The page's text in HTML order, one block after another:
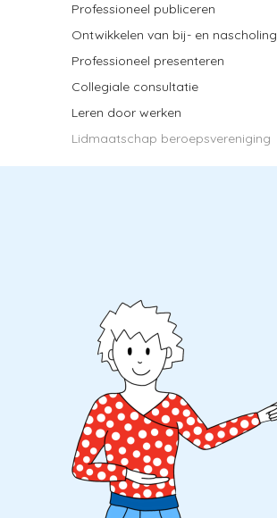
Professioneel publiceren
Ontwikkelen van bij- en nascholing
Professioneel presenteren
Collegiale consultatie
Leren door werken
Lidmaatschap beroepsvereniging